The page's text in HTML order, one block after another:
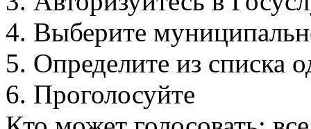
4. Выберите
5. Определите из списка
6. Проголосуйте